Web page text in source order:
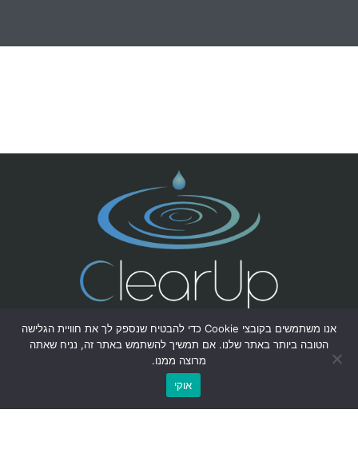
מוזמנים לעקוב אחרינו ברשתות החברתיות:
אנו משתמשים בקובצי Cookie כדי להבטיח שנספק לך את חוויית הגלישה
הטובה ביותר באתר שלנו. אם תמשיך להשתמש באתר זה, נניח שאתה
מרוצה ממנו.
אוקי